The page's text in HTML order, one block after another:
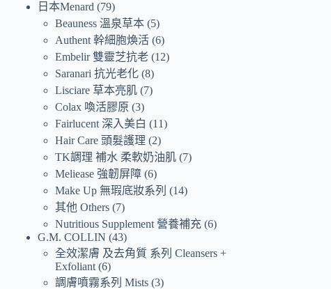
日本Menard
79
Beauness 溫泉草本 5
Authent 幹細胞煥活 6
Embelir 雙靈芝抗老 12
Saranari 抗光老化 8
Lisciare 草本亮肌 7
Colax 喚活膠原 3
Fairlucent 深入美白
11
Hair Care 頭髮護理
2
TK調理 補水 柔軟奶油肌 7
Meliease 強韌屏障 6
Make Up 無瑕底妝系列
14
其他 Others 7
Nutritious Supplement 營養補充 6
G.M. COLLIN 43
全效潔膚 及去角質 系列 Cleansers +
Exfoliant 6
調膚噴霧系列 Mists 3